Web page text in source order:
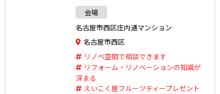
会場
名古屋市西区庄内通マンション
名古屋市西区
リノベ空間で相談できます
リフォーム・リノベーションの知識が
深まる
えいこく屋フルーツティープレゼント